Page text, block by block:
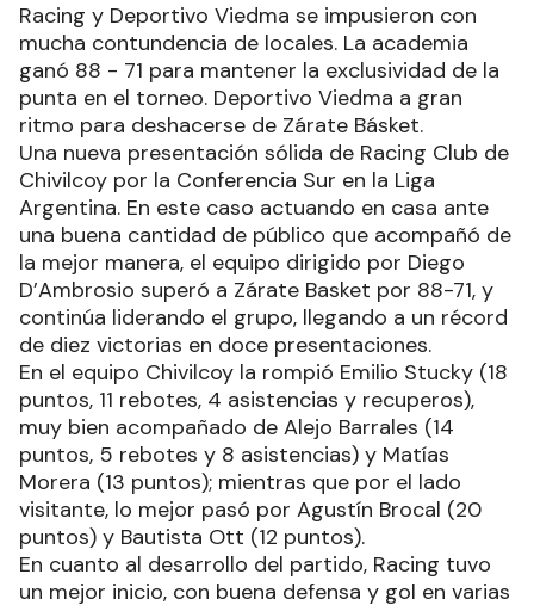
Racing y Deportivo Viedma se impusieron con
mucha contundencia de locales. La academia
ganó 88 - 71 para mantener la exclusividad de la
punta en el torneo. Deportivo Viedma a gran
ritmo para deshacerse de Zárate Básket.
Una nueva presentación sólida de Racing Club de
Chivilcoy por la Conferencia Sur en la Liga
Argentina. En este caso actuando en casa ante
una buena cantidad de público que acompañó de
la mejor manera, el equipo dirigido por Diego
D’Ambrosio superó a Zárate Basket por 88-71, y
continúa liderando el grupo, llegando a un récord
de diez victorias en doce presentaciones.
En el equipo Chivilcoy la rompió Emilio Stucky (18
puntos, 11 rebotes, 4 asistencias y recuperos),
muy bien acompañado de Alejo Barrales (14
puntos, 5 rebotes y 8 asistencias) y Matías
Morera (13 puntos); mientras que por el lado
visitante, lo mejor pasó por Agustín Brocal (20
puntos) y Bautista Ott (12 puntos).
En cuanto al desarrollo del partido, Racing tuvo
un mejor inicio, con buena defensa y gol en varias